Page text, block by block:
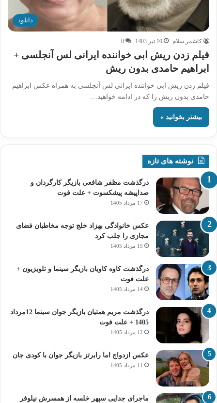
دانلود
کاشمر سلام 10 تیر 1403 0
فیلم زدن ریش ابی خواننده ایرانی لس آنجلسی +
ابراهیم حامدی بدون ریش
فیلم زدن ریش ابی خواننده ایرانی لس آنجلسی به همراه عکس ابراهیم
حامدی بدون ریش را که در ادامه خواهید…
بیشتر بخوانید »
نوشته های تازه
درگذشت مظفر شافعی بازیگر کارگردان و
صداپیشه پیشکسوت + علت فوت
17 مرداد 1405
عکس خانوادگی بهزاد خلج توجه مخاطبان فضای
مجازی را جلب کرد
15 مرداد 1405
درگذشت کاوه کاویان بازیگر سینما و تلویزیون +
علت فوت
14 مرداد 1405
درگذشت مریم همتیان بازیگر جوان سینما 12مرداد
1405 + علت فوت
12 مرداد 1405
عکس ازدواج اما رابرتز بازیگر جوان با کودی جان
11 مرداد 1405
ماجرای جدایی سپهر خلسه از همسرش نیلوفر